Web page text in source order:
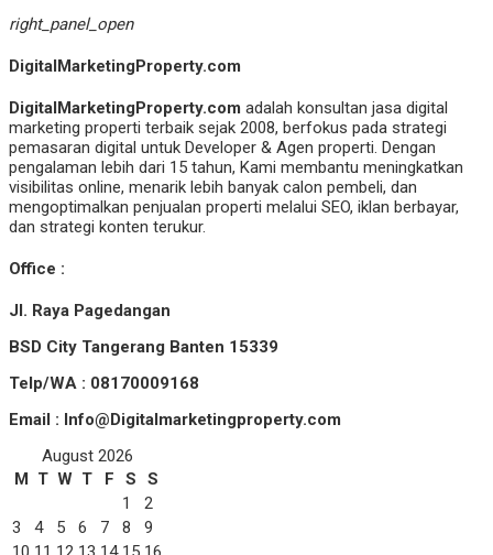
right_panel_open
DigitalMarketingProperty.com
DigitalMarketingProperty.com adalah konsultan jasa digital
marketing properti terbaik sejak 2008, berfokus pada strategi
pemasaran digital untuk Developer & Agen properti. Dengan
pengalaman lebih dari 15 tahun, Kami membantu meningkatkan
visibilitas online, menarik lebih banyak calon pembeli, dan
mengoptimalkan penjualan properti melalui SEO, iklan berbayar,
dan strategi konten terukur.
Office :
Jl. Raya Pagedangan
BSD City Tangerang Banten 15339
Telp/WA : 08170009168
Email : Info@Digitalmarketingproperty.com
August 2026
M T W T F S
S
1
2
3
4 5 6 7 8
9